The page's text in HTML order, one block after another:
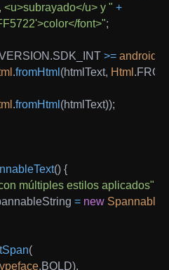
<u>subrayado</u> y " +
font>";
.SDK_INT >= android
.fromHtml (htmlText, Html .
.fromHtml (htmlText));
() {
múltiples estilos aplicados"
= new
(
.BOLD),